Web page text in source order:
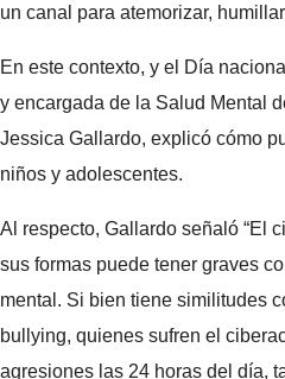
un canal para atemorizar,
En este contexto, y el Día
y encargada de la Salud Mental
Jessica Gallardo, explicó cómo
niños y adolescentes.
Al respecto, Gallardo señaló “El
sus formas puede tener graves
mental. Si bien tiene similitudes
bullying, quienes sufren el
agresiones las 24 horas del día,